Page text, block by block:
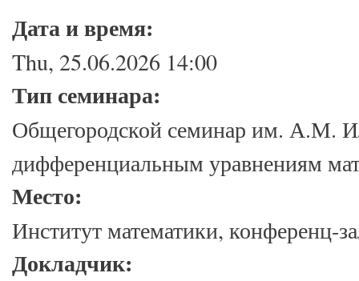
Дата и время:
Thu, 25.06.2026 14:00
Тип семинара:
Общегородской семинар им. А.М.
дифференциальным уравнениям
Место:
Институт математики, конференц-
Докладчик: